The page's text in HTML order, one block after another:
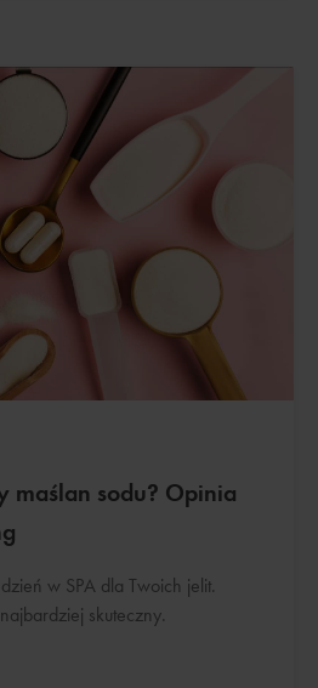
maślan sodu? Opinia
w SPA dla Twoich jelit.
skuteczny.